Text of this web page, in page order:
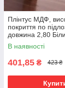
Плінтус МДФ,
покриття по
довжина 2,80
В наявності
401,85 ₴ 423 ₴